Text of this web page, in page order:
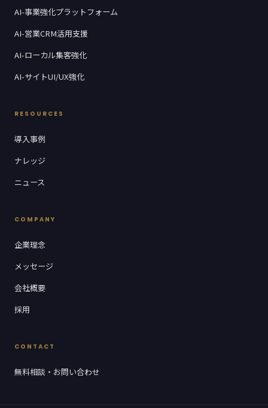
AI-事業強化プラットフォーム
AI-営業CRM活用支援
AI-ローカル集客強化
AI-サイトUI/UX強化
RESOURCES
導入事例
ナレッジ
ニュース
COMPANY
企業理念
メッセージ
会社概要
採用
CONTACT
無料相談・お問い合わせ